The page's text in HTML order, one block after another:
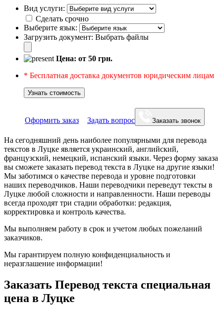
Вид услуги:
Сделать срочно
Выберите язык:
Загрузить документ: Выбрать файлы
Цена: от 50 грн.
* Бесплатная доставка документов юридическим лицам
Узнать стоимость
Оформить заказ Задать вопрос Заказать звонок
На сегодняшний день наиболее популярными для перевода
текстов в Луцке является украинский, английский,
французский, немецкий, испанский языки. Через форму заказа
вы сможете заказать перевод текста в Луцке на другие языки!
Мы заботимся о качестве перевода и уровне подготовки
наших переводчиков. Наши переводчики переведут тексты в
Луцке любой сложности и направленности. Наши переводы
всегда проходят три стадии обработки: редакция,
корректировка и контроль качества.
Мы выполняем работу в срок и учетом любых пожеланий
заказчиков.
Мы гарантируем полную конфиденциальность и
неразглашение информации!
Заказать Перевод текста специальная
цена в Луцке